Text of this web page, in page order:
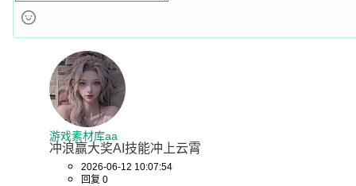
游戏素材库aa
冲浪赢大奖AI技能冲上云霄
2026-06-12 10:07:54
回复 0